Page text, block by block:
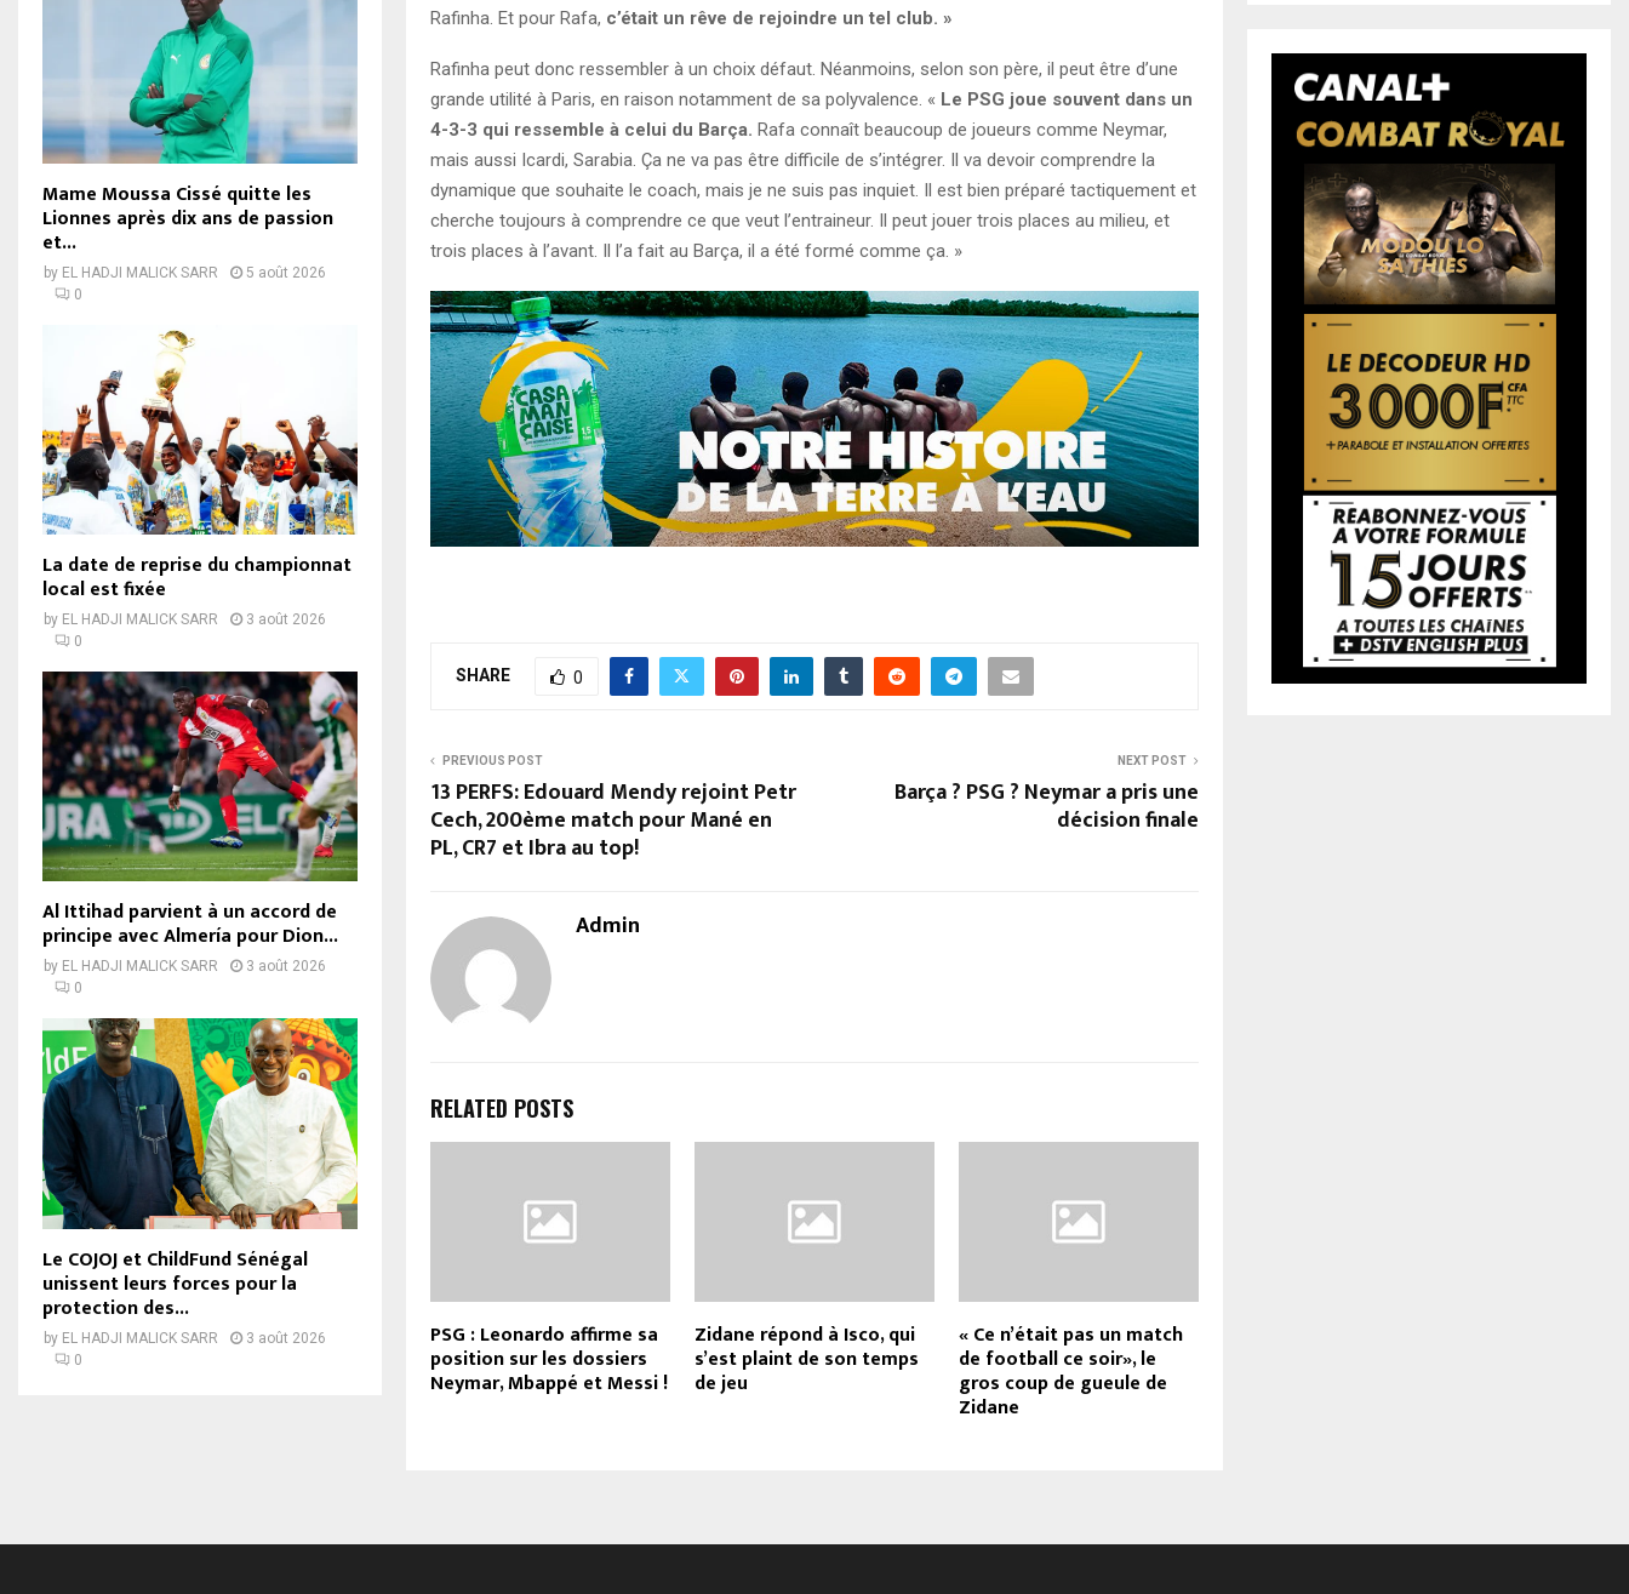
Rafinha. Et pour Rafa, c’était un rêve de rejoindre un tel club. »
Rafinha peut donc ressembler à un choix défaut. Néanmoins, selon son père, il peut être d’une
grande utilité à Paris, en raison notamment de sa polyvalence. « Le PSG joue souvent dans un
4-3-3 qui ressemble à celui du Barça. Rafa connaît beaucoup de joueurs comme Neymar,
mais aussi Icardi, Sarabia. Ça ne va pas être difficile de s’intégrer. Il va devoir comprendre la
dynamique que souhaite le coach, mais je ne suis pas inquiet. Il est bien préparé tactiquement et
cherche toujours à comprendre ce que veut l’entraineur. Il peut jouer trois places au milieu, et
trois places à l’avant. Il l’a fait au Barça, il a été formé comme ça. »
SHARE 0
PREVIOUS POST
13 PERFS: Edouard Mendy rejoint Petr
Cech, 200ème match pour Mané en
PL, CR7 et Ibra au top!
NEXT POST
Barça ? PSG ? Neymar a pris une
décision finale
Admin
RELATED POSTS
PSG : Leonardo affirme sa
position sur les dossiers
Neymar, Mbappé et Messi !
Zidane répond à Isco, qui
s’est plaint de son temps
de jeu
« Ce n’était pas un match
de football ce soir», le
gros coup de gueule de
Zidane
Mame Moussa Cissé quitte les
Lionnes après dix ans de passion
et...
by EL HADJI MALICK SARR
5 août 2026
0
La date de reprise du championnat
local est fixée
by EL HADJI MALICK SARR
3 août 2026
0
Al Ittihad parvient à un accord de
principe avec Almería pour Dion...
by EL HADJI MALICK SARR
3 août 2026
0
Le COJOJ et ChildFund Sénégal
unissent leurs forces pour la
protection des...
by EL HADJI MALICK SARR
3 août 2026
0